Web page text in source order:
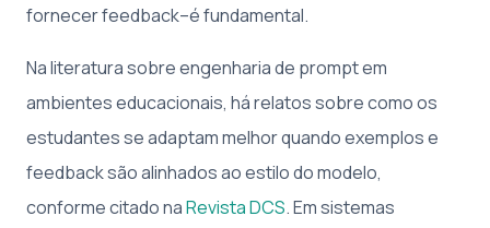
fornecer feedback–é fundamental.
Na literatura sobre engenharia de prompt em
ambientes educacionais, há relatos sobre como os
estudantes se adaptam melhor quando exemplos e
feedback são alinhados ao estilo do modelo,
conforme citado naRevista DCS. Em sistemas